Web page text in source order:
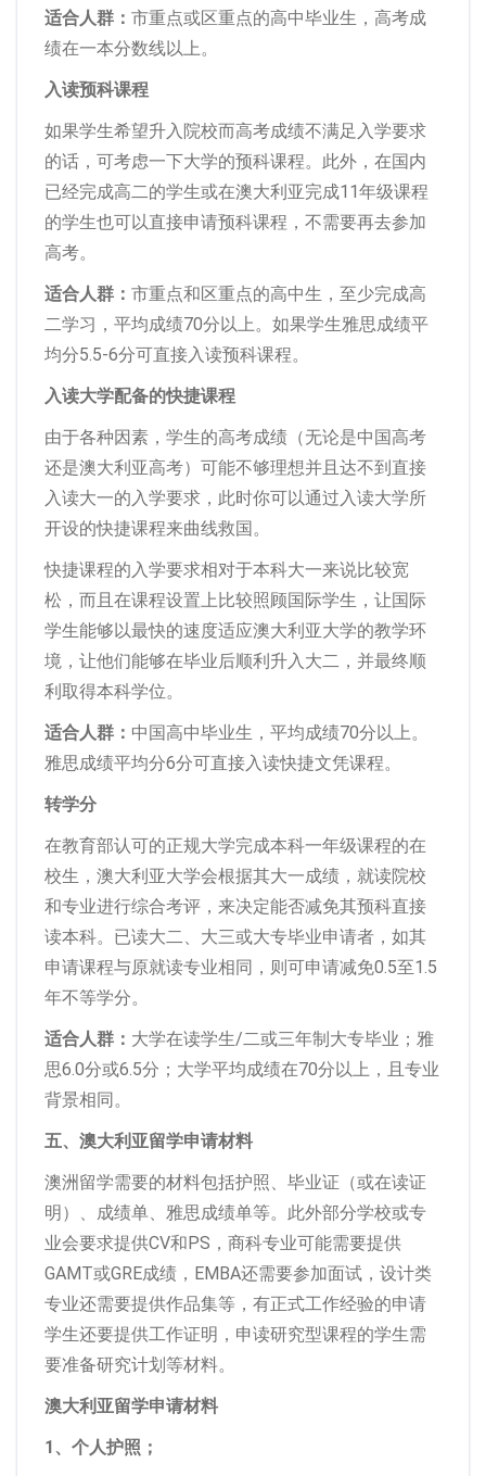
适合人群： 市重点或区重点的高中毕业生，高考成
绩在一本分数线以上。
入读预科课程
如果学生希望升入院校而高考成绩不满足入学要求
的话，可考虑一下大学的预科课程。此外，在国内
已经完成高二的学生或在澳大利亚完成11年级课程
的学生也可以直接申请预科课程，不需要再去参加
高考。
适合人群： 市重点和区重点的高中生，至少完成高
二学习，平均成绩70分以上。如果学生雅思成绩平
均分5.5-6分可直接入读预科课程。
入读大学配备的快捷课程
由于各种因素，学生的高考成绩（无论是中国高考
还是澳大利亚高考）可能不够理想并且达不到直接
入读大一的入学要求，此时你可以通过入读大学所
开设的快捷课程来曲线救国。
快捷课程的入学要求相对于本科大一来说比较宽
松，而且在课程设置上比较照顾国际学生，让国际
学生能够以最快的速度适应澳大利亚大学的教学环
境，让他们能够在毕业后顺利升入大二，并最终顺
利取得本科学位。
适合人群： 中国高中毕业生，平均成绩70分以上。
雅思成绩平均分6分可直接入读快捷文凭课程。
转学分
在教育部认可的正规大学完成本科一年级课程的在
校生，澳大利亚大学会根据其大一成绩，就读院校
和专业进行综合考评，来决定能否减免其预科直接
读本科。已读大二、大三或大专毕业申请者，如其
申请课程与原就读专业相同，则可申请减免0.5至1.5
年不等学分。
适合人群： 大学在读学生/二或三年制大专毕业；雅
思6.0分或6.5分；大学平均成绩在70分以上，且专业
背景相同。
五、澳大利亚留学申请材料
澳洲留学需要的材料包括护照、毕业证（或在读证
明）、成绩单、雅思成绩单等。此外部分学校或专
业会要求提供CV和PS，商科专业可能需要提供
GAMT或GRE成绩，EMBA还需要参加面试，设计类
专业还需要提供作品集等，有正式工作经验的申请
学生还要提供工作证明，申读研究型课程的学生需
要准备研究计划等材料。
澳大利亚留学申请材料
1、个人护照；